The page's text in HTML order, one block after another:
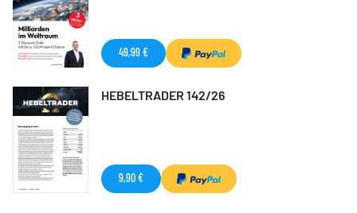
49,99 €
HEBELTRADER 142/26
9,90 €